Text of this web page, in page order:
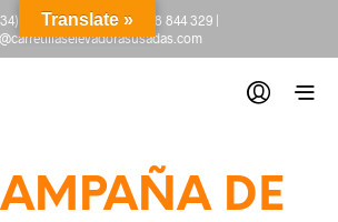
665 845 222-(+34) 918 844 329|
DE
Translate »